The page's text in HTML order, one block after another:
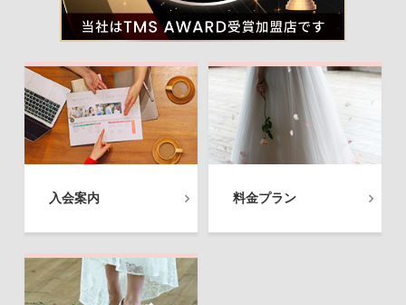
入会案内 料金プラン